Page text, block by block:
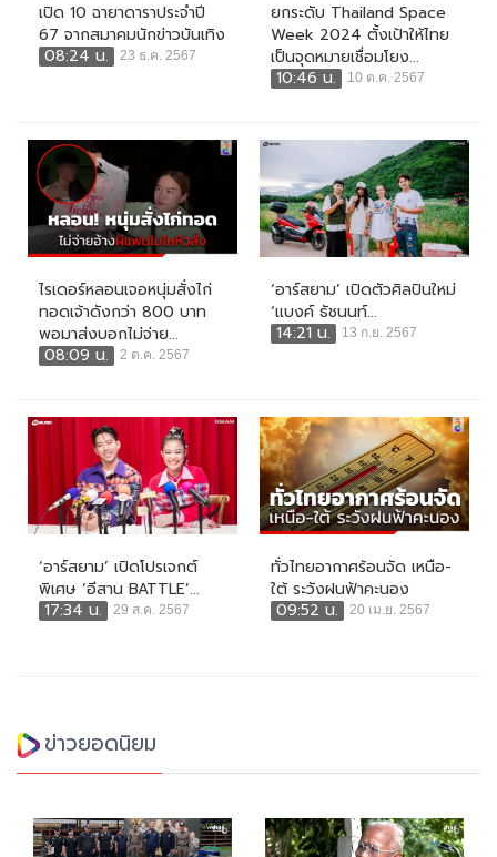
เปิด 10 ฉายาดาราประจำปี
67 จากสมาคมนักข่าวบันเทิง
08:24 น.
23 ธ.ค. 2567
ยกระดับ Thailand Space
Week 2024 ตั้งเป้าให้ไทย
เป็นจุดหมายเชื่อมโยง...
10:46 น.
10 ต.ค. 2567
ไรเดอร์หลอนเจอหนุ่มสั่งไก่
ทอดเจ้าดังกว่า 800 บาท
พอมาส่งบอกไม่จ่าย...
08:09 น.
2 ต.ค. 2567
‘อาร์สยาม’ เปิดตัวศิลปินใหม่
‘แบงค์ ธัชนนท์...
14:21 น.
13 ก.ย. 2567
‘อาร์สยาม’ เปิดโปรเจกต์
พิเศษ ‘อีสาน BATTLE’...
17:34 น.
29 ส.ค. 2567
ทั่วไทยอากาศร้อนจัด เหนือ-
ใต้ ระวังฝนฟ้าคะนอง
09:52 น.
20 เม.ย. 2567
ข่าวยอดนิยม